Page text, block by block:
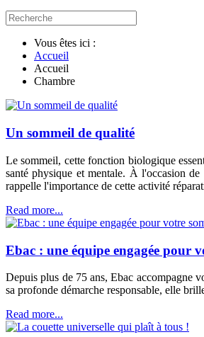
Vous êtes ici :
Accueil
Accueil
Chambre
Un sommeil de qualité
Le sommeil, cette fonction biologique
santé physique et mentale. À l'occasion
rappelle l'importance de cette activité
Read more...
Ebac : une équipe engagée pour
Depuis plus de 75 ans, Ebac accompagne
sa profonde démarche responsable, elle
Read more...